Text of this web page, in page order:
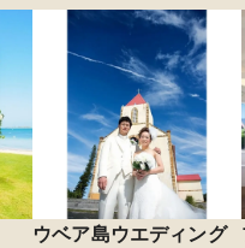
ウベア島ウエディング